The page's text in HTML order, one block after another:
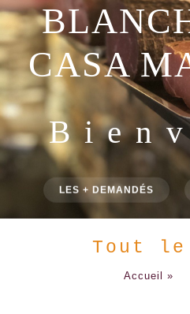
CASA
B i e n
LES + DEMANDÉS
Tout le
Accueil »